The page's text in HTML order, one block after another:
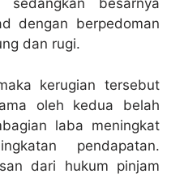
besarnya
dengan berpedoman
dan rugi.
kerugian tersebut
oleh kedua belah
laba meningkat
pendapatan.
dari hukum pinjam